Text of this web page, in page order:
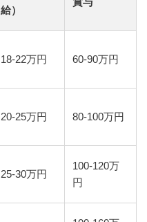
給）
18-22万円 60-90万円
20-25万円 80-100万円
25-30万円
100-120万
円